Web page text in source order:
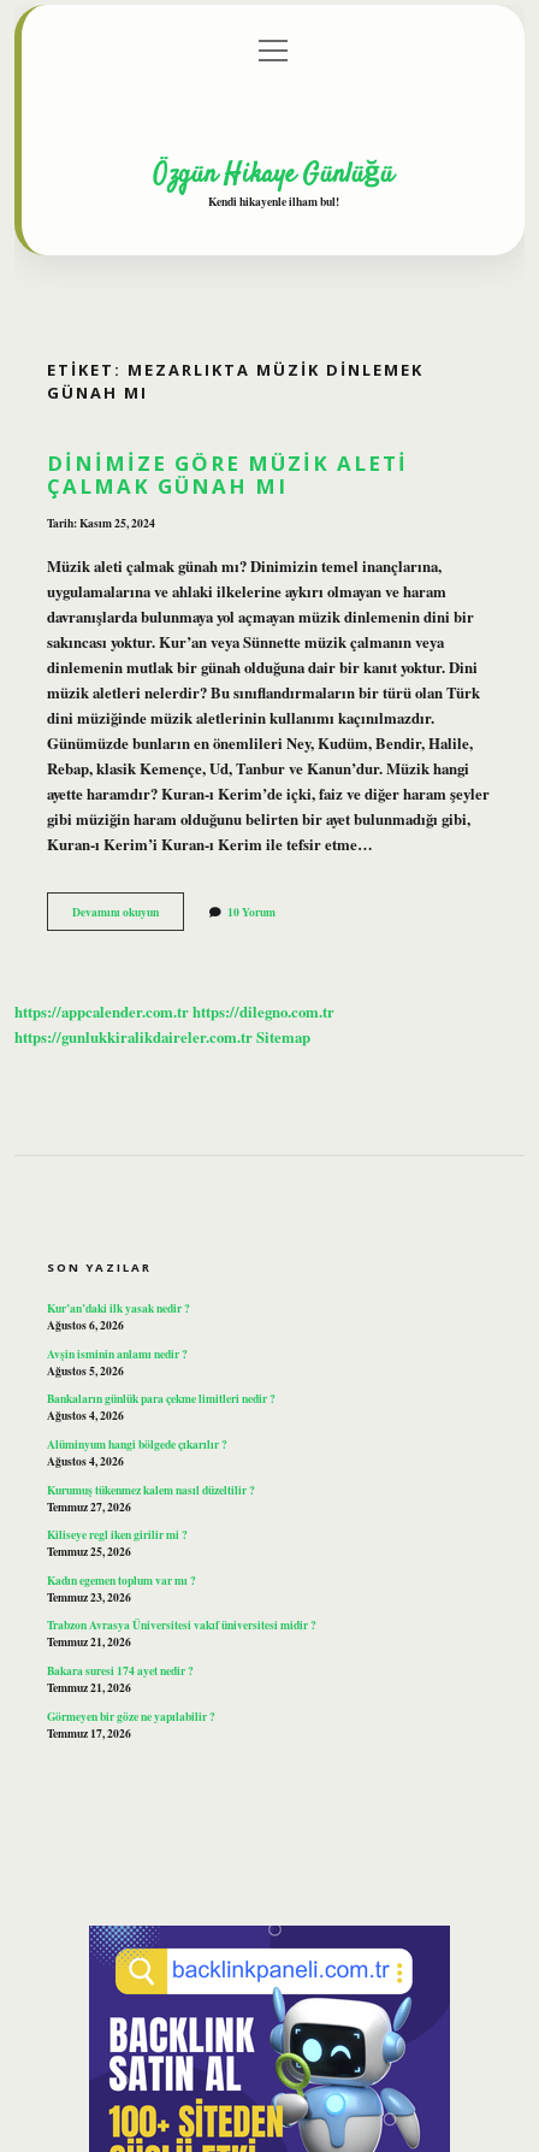
Gizlilik Politikası
menüyü
aç
Özgün Hikaye Günlüğü
Kendi hikayenle ilham bul!
ETIKET: MEZARLIKTA MÜZIK DINLEMEK
GÜNAH MI
DINIMIZE GÖRE MÜZIK ALETI
ÇALMAK GÜNAH MI
Tarih: Kasım 25, 2024
Müzik aleti çalmak günah mı? Dinimizin temel inançlarına,
uygulamalarına ve ahlaki ilkelerine aykırı olmayan ve haram
davranışlarda bulunmaya yol açmayan müzik dinlemenin dini bir
sakıncası yoktur. Kur’an veya Sünnette müzik çalmanın veya
dinlemenin mutlak bir günah olduğuna dair bir kanıt yoktur. Dini
müzik aletleri nelerdir? Bu sınıflandırmaların bir türü olan Türk
dini müziğinde müzik aletlerinin kullanımı kaçınılmazdır.
Günümüzde bunların en önemlileri Ney, Kudüm, Bendir, Halile,
Rebap, klasik Kemençe, Ud, Tanbur ve Kanun’dur. Müzik hangi
ayette haramdır? Kuran-ı Kerim’de içki, faiz ve diğer haram şeyler
gibi müziğin haram olduğunu belirten bir ayet bulunmadığı gibi,
Kuran-ı Kerim’i Kuran-ı Kerim ile tefsir etme…
Devamını okuyunDinimize
Göre
Mı
10 Yorum
https://appcalender.com.trhttps://dilegno.com.tr
https://gunlukkiralikdaireler.com.trSitemap
SON YAZILAR
Kur’an’daki ilk yasak nedir ?
Ağustos 6, 2026
Avşin isminin anlamı nedir ?
Ağustos 5, 2026
Bankaların günlük para çekme limitleri nedir ?
Ağustos 4, 2026
Alüminyum hangi bölgede çıkarılır ?
Ağustos 4, 2026
Kurumuş tükenmez kalem nasıl düzeltilir ?
Temmuz 27, 2026
Kiliseye regl iken girilir mi ?
Temmuz 25, 2026
Kadın egemen toplum var mı ?
Temmuz 23, 2026
Trabzon Avrasya Üniversitesi vakıf üniversitesi midir ?
Temmuz 21, 2026
Bakara suresi 174 ayet nedir ?
Temmuz 21, 2026
Görmeyen bir göze ne yapılabilir ?
Temmuz 17, 2026